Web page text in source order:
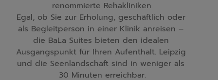
renommierte Rehakliniken.
Egal, ob Sie zur Erholung, geschäftlich oder
als Begleitperson in einer Klinik anreisen –
die BaLa Suites bieten den idealen
Ausgangspunkt für Ihren Aufenthalt. Leipzig
und die Seenlandschaft sind in weniger als
30 Minuten erreichbar.